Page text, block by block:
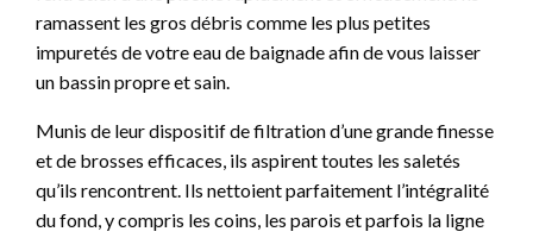
ramassent les gros débris comme les plus petites
impuretés de votre eau de baignade afin de vous laisser
un bassin propre et sain.
Munis de leur dispositif de filtration d’une grande finesse
et de brosses efficaces, ils aspirent toutes les saletés
qu’ils rencontrent. Ils nettoient parfaitement l’intégralité
du fond, y compris les coins, les parois et parfois la ligne